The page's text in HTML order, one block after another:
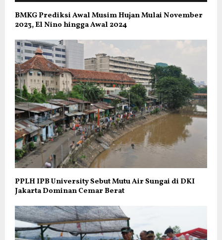
BMKG Prediksi Awal Musim Hujan Mulai November
2023, El Nino hingga Awal 2024
PPLH IPB University Sebut Mutu Air Sungai di DKI
Jakarta Dominan Cemar Berat